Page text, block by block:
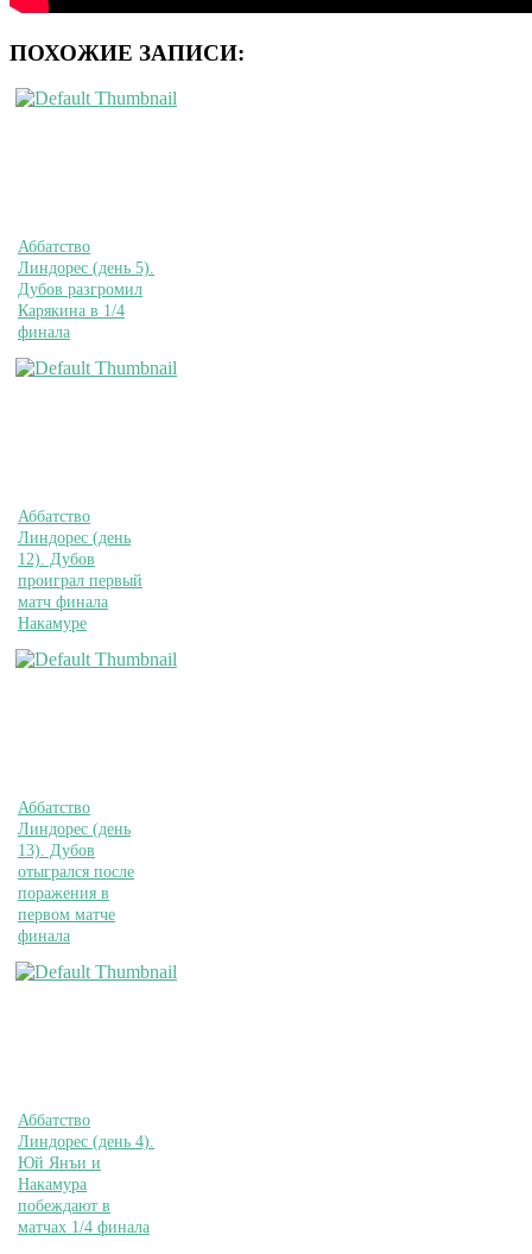
ПОХОЖИЕ ЗАПИСИ:
Аббатство
Линдорес (день 5).
Дубов разгромил
Карякина в 1/4
финала
Аббатство
Линдорес (день
12). Дубов
проиграл первый
матч финала
Накамуре
Аббатство
Линдорес (день
13). Дубов
отыгрался после
поражения в
первом матче
финала
Аббатство
Линдорес (день 4).
Юй Янъи и
Накамура
побеждают в
матчах 1/4 финала